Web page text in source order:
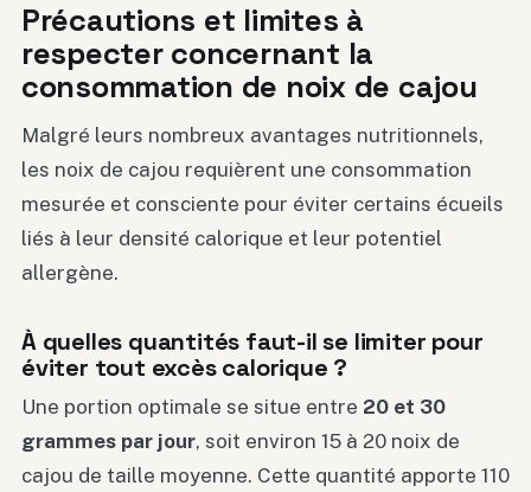
Précautions et limites à
respecter concernant la
consommation de noix de cajou
Malgré leurs nombreux avantages nutritionnels,
les noix de cajou requièrent une consommation
mesurée et consciente pour éviter certains écueils
liés à leur densité calorique et leur potentiel
allergène.
À quelles quantités faut-il se limiter pour
éviter tout excès calorique ?
Une portion optimale se situe entre 20 et 30
grammes par jour, soit environ 15 à 20 noix de
cajou de taille moyenne. Cette quantité apporte 110